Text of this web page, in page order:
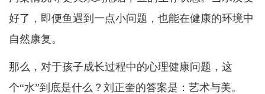
好了，即便鱼遇到一点小问题，也能在健康的环境中
自然康复。
那么，对于孩子成长过程中的心理健康问题，这
个“水”到底是什么？刘正奎的答案是：艺术与美。